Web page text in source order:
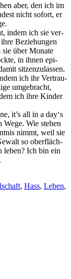
aber, den ich im
nicht sofort, er
indem ich sie ver­
Bezie­hun­gen
sie über Mona­te
in ihnen epi­
sit­zen­zu­las­sen.
ich ihr Ver­trau­
umge­bracht,
ich ihre Kin­der
it’s all in a day‘s
Wie ste­hen
nimmt, weil sie
so ober­fläch­
leben? Ich bin ein
, Hass, Leben,